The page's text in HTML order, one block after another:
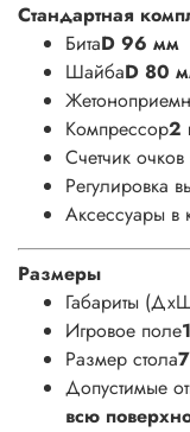
Стандартная
БитаD 96 мм
ШайбаD 80
Компрессор2
Счетчик
Регулировка
Аксессуары в
Размеры
Габариты
Игровое поле
Размер стола
Допустимые
всю